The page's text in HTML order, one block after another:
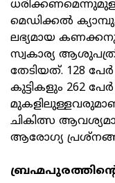
മെഡിക്കല്‍
ലഭ്യമായ
സ്വകാര്യ
തേടിയത്. 128
കുട്ടികളും 262
ചികിത്സ
ആരോഗ്യ